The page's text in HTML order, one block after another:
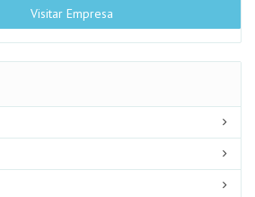
Visitar Empresa